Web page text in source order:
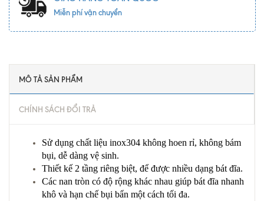
Miễn phí vận chuyển
MÔ TẢ SẢN PHẨM
CHÍNH SÁCH ĐỔI TRẢ
Sử dụng chất liệu inox304 không hoen rỉ, không bám
bụi, dễ dàng vệ sinh.
Thiết kế 2 tầng riêng biệt, để được nhiều dạng bát đĩa.
Các nan tròn có độ rộng khác nhau giúp bát đĩa nhanh
khô và hạn chế bụi bẩn một cách tối đa.